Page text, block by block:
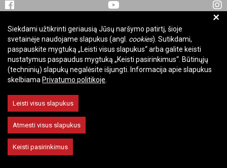
© 2026 Valstybinė kultūros paveldo komisija. Visos teisės saugomos.
Keisti slapukų nustatymus
+
Siekdami užtikrinti geriausią Jūsų naršymo patirtį, šioje
svetainėje naudojame slapukus (angl. cookies). Sutikdami,
paspauskite mygtuką „Leisti visus slapukus“ arba galite keisti
nustatymus paspaudus mygtuką „Keisti pasirinkimus“. Būtinųjų
(techninių) slapukų negalėsite išjungti. Informacija apie slapukus
skelbiama Privatumo politikoje
Leisti visus slapukus
Atmesti visus slapukus
Keisti pasirinkimus